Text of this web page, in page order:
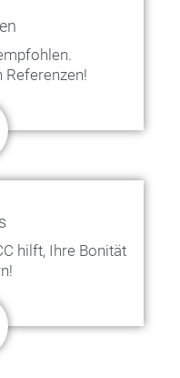
Referenzen!
hilft, Ihre Bonität